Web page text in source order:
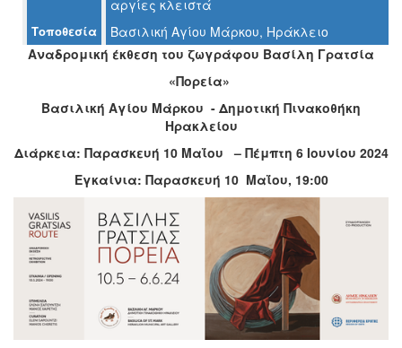
ΤΟΠΟΣ
ΜΑΣ
αργίες κλειστά
Τοποθεσία
Βασιλική Αγίου Μάρκου, Ηράκλειο
Αναδρομική έκθεση του ζωγράφου Βασίλη Γρατσία
«Πορεία»
Βασιλική Αγίου Μάρκου - Δημοτική Πινακοθήκη
Ηρακλείου
Διάρκεια: Παρασκευή 10 Μαΐου – Πέμπτη 6 Ιουνίου 2024
Εγκαίνια: Παρασκευή 10 Μαΐου, 19:00